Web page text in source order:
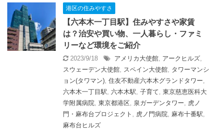
港区の住みやすさ
【六本木一丁目駅】住みやすさや家賃
は？治安や買い物、一人暮らし・ファミ
リーなど環境をご紹介
2023/9/18 アメリカ大使館, アークヒルズ,
スウェーデン大使館, スペイン大使館, タワーマンシ
ョン(タワマン), 住友不動産六本木グランドタワー,
六本木一丁目駅, 六本木駅, 子育て, 東京慈恵医科大
学附属病院, 東京都港区, 泉ガーデンタワー, 虎ノ
門・麻布台プロジェクト , 虎ノ門病院, 麻布十番駅,
麻布台ヒルズ